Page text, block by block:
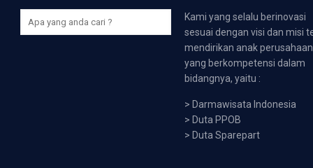
Kami yang selalu berinovasi
sesuai dengan visi dan misi
mendirikan anak perusahaan
yang berkompetensi dalam
bidangnya, yaitu :
> Darmawisata Indonesia
> Duta PPOB
> Duta Sparepart